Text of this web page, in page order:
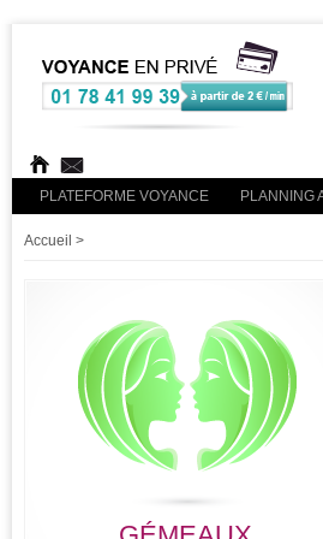
PLATEFORME VOYANCE PLANNING
Accueil >